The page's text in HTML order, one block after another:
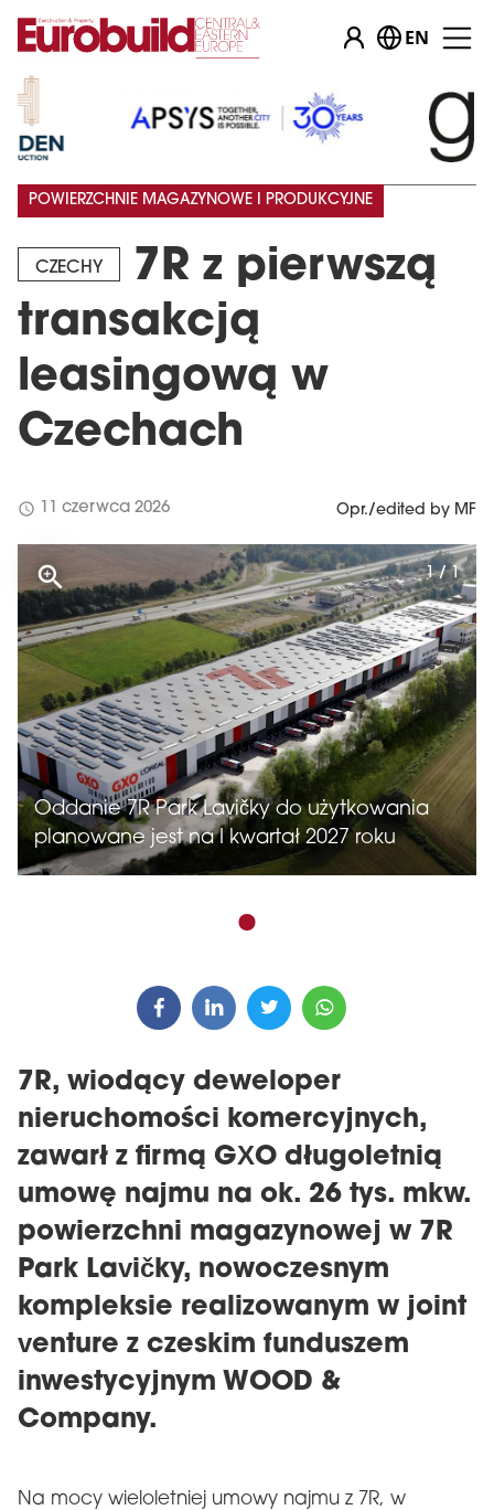
EN
CZECHY
7R z pierwszą
transakcją
leasingową w
Czechach
POWIERZCHNIE MAGAZYNOWE I PRODUKCYJNE
schedule 11 czerwca 2026 Opr./edited by MF
Oddanie 7R Park Lavičky do użytkowania
planowane jest na I kwartał 2027 roku
1 / 1
7R, wiodący deweloper
nieruchomości komercyjnych,
zawarł z firmą GXO długoletnią
umowę najmu na ok. 26 tys. mkw.
powierzchni magazynowej w 7R
Park Lavičky, nowoczesnym
kompleksie realizowanym w joint
venture z czeskim funduszem
inwestycyjnym WOOD &
Company.
Na mocy wieloletniej umowy najmu z 7R, w